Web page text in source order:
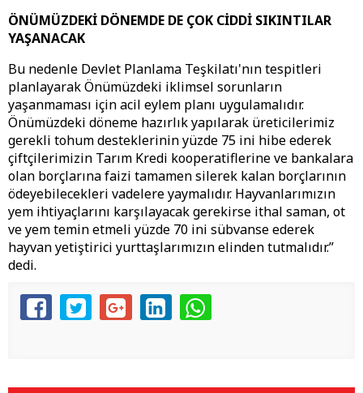
ÖNÜMÜZDEKİ DÖNEMDE DE ÇOK CİDDİ SIKINTILAR
YAŞANACAK
Bu nedenle Devlet Planlama Teşkilatı'nın tespitleri
planlayarak Önümüzdeki iklimsel sorunların
yaşanmaması için acil eylem planı uygulamalıdır.
Önümüzdeki döneme hazırlık yapılarak üreticilerimiz
gerekli tohum desteklerinin yüzde 75 ini hibe ederek
çiftçilerimizin Tarım Kredi kooperatiflerine ve bankalara
olan borçlarına faizi tamamen silerek kalan borçlarının
ödeyebilecekleri vadelere yaymalıdır. Hayvanlarımızın
yem ihtiyaçlarını karşılayacak gerekirse ithal saman, ot
ve yem temin etmeli yüzde 70 ini sübvanse ederek
hayvan yetiştirici yurttaşlarımızın elinden tutmalıdır.”
dedi.